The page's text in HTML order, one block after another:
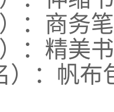
：商务
：精美
）：帆布